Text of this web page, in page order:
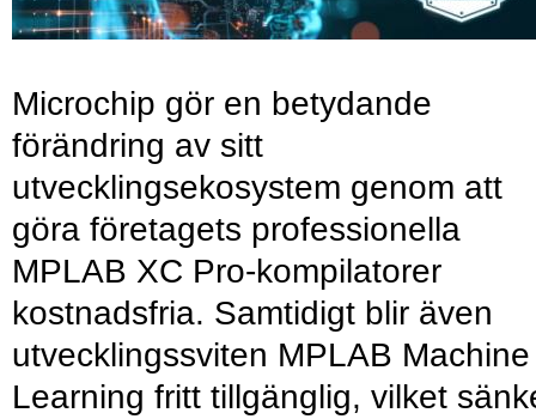
Microchip gör en betydande
förändring av sitt
utvecklingsekosystem genom att
göra företagets professionella
MPLAB XC Pro-kompilatorer
kostnadsfria. Samtidigt blir även
utvecklingssviten MPLAB Machine
Learning fritt tillgänglig, vilket